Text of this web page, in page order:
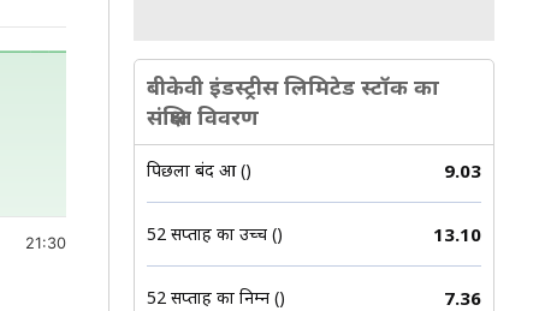
21:30
बीकेवी इंडस्ट्रीस लिमिटेड स्टॉक का
संक्षिप्त विवरण
पिछला बंद हुआ (₹) 9.03
52 सप्ताह का उच्च (₹) 13.10
52 सप्ताह का निम्न (₹) 7.36